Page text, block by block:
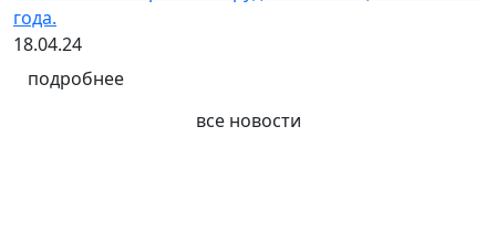
года.
18.04.24
подробнее
все новости